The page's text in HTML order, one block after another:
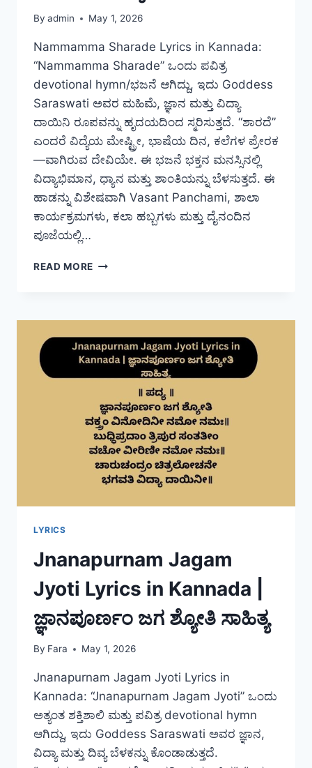
By admin May 1, 2026
Nammamma Sharade Lyrics in Kannada:
“Nammamma Sharade” ಒಂದು ಪವಿತ್ರ
devotional hymn/ಭಜನೆ ಆಗಿದ್ದು, ಇದು Goddess
Saraswati ಅವರ ಮಹಿಮೆ, ಜ್ಞಾನ ಮತ್ತು ವಿದ್ಯಾ
ದಾಯಿನಿ ರೂಪವನ್ನು ಹೃದಯದಿಂದ ಸ್ಮರಿಸುತ್ತದೆ. “ಶಾರದೆ”
ಎಂದರೆ ವಿದ್ಯೆಯ ಮೇಷ್ಟ್ರೀ, ಭಾಷೆಯ ದಿನ, ಕಲೆಗಳ ಪ್ರೇರಕ
—ವಾಗಿರುವ ದೇವಿಯೇ. ಈ ಭಜನೆ ಭಕ್ತನ ಮನಸ್ಸಿನಲ್ಲಿ
ವಿದ್ಯಾಭಿಮಾನ, ಧ್ಯಾನ ಮತ್ತು ಶಾಂತಿಯನ್ನು ಬೆಳಸುತ್ತದೆ. ಈ
ಹಾಡನ್ನು ವಿಶೇಷವಾಗಿ Vasant Panchami, ಶಾಲಾ
ಕಾರ್ಯಕ್ರಮಗಳು, ಕಲಾ ಹಬ್ಬಗಳು ಮತ್ತು ದೈನಂದಿನ
ಪೂಜೆಯಲ್ಲಿ…
READ MORE NAMMAMMA
KANNADA
|
ನಮ್ಮಮ್ಮ
ಶಾರĐE
ಸಾಹಿತ್ಯ
LYRICS
Jnanapurnam Jagam
Jyoti Lyrics in Kannada |
ಜ್ಞಾನಪೂರ್ಣಂ ಜಗ ಶ್ಯೋತಿ ಸಾಹಿತ್ಯ
By Fara May 1, 2026
Jnanapurnam Jagam Jyoti Lyrics in
Kannada: “Jnanapurnam Jagam Jyoti” ಒಂದು
ಅತ್ಯಂತ ಶಕ್ತಿಶಾಲಿ ಮತ್ತು ಪವಿತ್ರ devotional hymn
ಆಗಿದ್ದು, ಇದು Goddess Saraswati ಅವರ ಜ್ಞಾನ,
ವಿದ್ಯಾ ಮತ್ತು ದಿವ್ಯ ಬೆಳಕನ್ನು ಕೊಂಡಾಡುತ್ತದೆ.